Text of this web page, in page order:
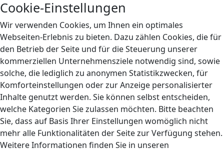
Cookie-Einstellungen
Wir verwenden Cookies, um Ihnen ein optimales
Webseiten-Erlebnis zu bieten. Dazu zählen Cookies, die für
den Betrieb der Seite und für die Steuerung unserer
kommerziellen Unternehmensziele notwendig sind, sowie
solche, die lediglich zu anonymen Statistikzwecken, für
Komforteinstellungen oder zur Anzeige personalisierter
Inhalte genutzt werden. Sie können selbst entscheiden,
welche Kategorien Sie zulassen möchten. Bitte beachten
Sie, dass auf Basis Ihrer Einstellungen womöglich nicht
mehr alle Funktionalitäten der Seite zur Verfügung stehen.
Weitere Informationen finden Sie in unseren